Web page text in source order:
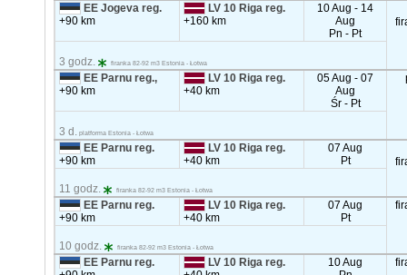
EE Jogeva reg.
+90 km
LV 10 Riga reg.
+160 km
10 Aug - 14
Aug
Pn - Pt
3 godz. firanka 82-92 m3 Estonia - Łotwa
EE Parnu reg.,
+90 km
LV 10 Riga reg.
+40 km
05 Aug - 07
Aug
Śr - Pt
3 d. platforma Estonia - Łotwa
EE Parnu reg.
+90 km
LV 10 Riga reg.
+40 km
07 Aug
Pt
11 godz. firanka 82-92 m3 Estonia - Łotwa
EE Parnu reg.
+90 km
LV 10 Riga reg.
+40 km
07 Aug
Pt
10 godz. firanka 82-92 m3 Estonia - Łotwa
EE Parnu reg.
LV 10 Riga reg.
10 Aug